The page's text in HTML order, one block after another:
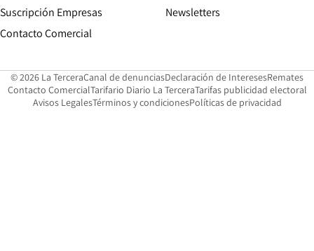
Suscripción Empresas
Contacto Comercial
Newsletters
© 2026 La TerceraCanal de denunciasOpens in new window
Declaración de InteresesOpens in
Remates
Contacto ComercialOpens in new window
Tarifario Diario La TerceraOpens in new window
Tarifas publicidad electoral
Avisos LegalesOpens in new window
Términos y condicionesPolíticas de privacidad